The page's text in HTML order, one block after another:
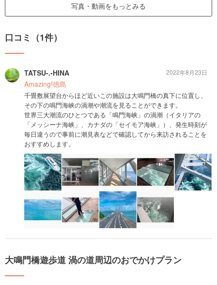
写真・動画をもっとみる
口コミ（1件）
TATSU-.-HINA
Amazing!徳島
千畳敷展望台からほど近いこの施設は大鳴門橋の真下に位置し、
その下の鳴門海峡の渦潮や潮流を見ることができます。
世界三大潮流のひとつである「鳴門海峡」の渦潮（イタリアの
「メッシーナ海峡」、カナダの「セイモア海峡」）、発生時刻が
毎日違うので事前に潮見表などで確認してから来訪されることを
おすすめします。
2022年8月23日
大鳴門橋遊歩道 渦の道周辺のおでかけプラン